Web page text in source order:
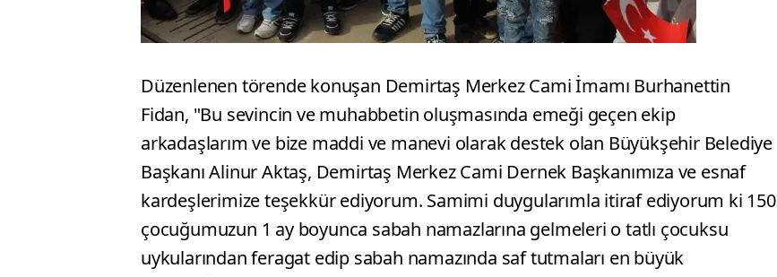
Düzenlenen törende konuşan Demirtaş Merkez Cami İmamı Burhanettin
Fidan, "Bu sevincin ve muhabbetin oluşmasında emeği geçen ekip
arkadaşlarım ve bize maddi ve manevi olarak destek olan Büyükşehir Belediye
Başkanı Alinur Aktaş, Demirtaş Merkez Cami Dernek Başkanımıza ve esnaf
kardeşlerimize teşekkür ediyorum. Samimi duygularımla itiraf ediyorum ki 150
çocuğumuzun 1 ay boyunca sabah namazlarına gelmeleri o tatlı çocuksu
uykularından feragat edip sabah namazında saf tutmaları en büyük